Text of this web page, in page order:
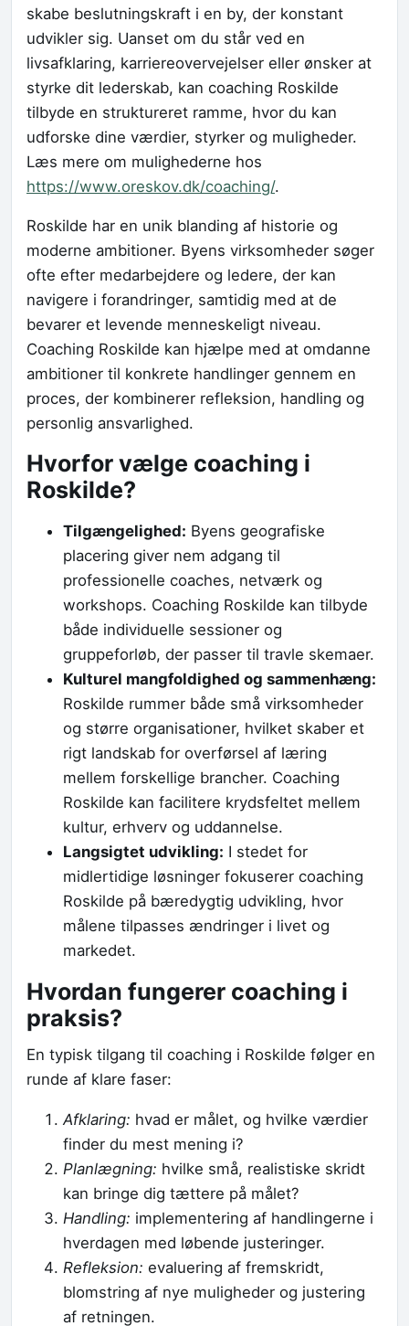
skabe beslutningskraft i en by, der konstant
udvikler sig. Uanset om du står ved en
livsafklaring, karriereovervejelser eller ønsker at
styrke dit lederskab, kan coaching Roskilde
tilbyde en struktureret ramme, hvor du kan
udforske dine værdier, styrker og muligheder.
Læs mere om mulighederne hos
https://www.oreskov.dk/coaching/.
Roskilde har en unik blanding af historie og
moderne ambitioner. Byens virksomheder søger
ofte efter medarbejdere og ledere, der kan
navigere i forandringer, samtidig med at de
bevarer et levende menneskeligt niveau.
Coaching Roskilde kan hjælpe med at omdanne
ambitioner til konkrete handlinger gennem en
proces, der kombinerer refleksion, handling og
personlig ansvarlighed.
Hvorfor vælge coaching i
Roskilde?
Tilgængelighed: Byens geografiske
placering giver nem adgang til
professionelle coaches, netværk og
workshops. Coaching Roskilde kan tilbyde
både individuelle sessioner og
gruppeforløb, der passer til travle skemaer.
Kulturel mangfoldighed og sammenhæng:
Roskilde rummer både små virksomheder
og større organisationer, hvilket skaber et
rigt landskab for overførsel af læring
mellem forskellige brancher. Coaching
Roskilde kan facilitere krydsfeltet mellem
kultur, erhverv og uddannelse.
Langsigtet udvikling: I stedet for
midlertidige løsninger fokuserer coaching
Roskilde på bæredygtig udvikling, hvor
målene tilpasses ændringer i livet og
markedet.
Hvordan fungerer coaching i
praksis?
En typisk tilgang til coaching i Roskilde følger en
runde af klare faser:
Afklaring: hvad er målet, og hvilke værdier
finder du mest mening i?
Planlægning: hvilke små, realistiske skridt
kan bringe dig tættere på målet?
Handling: implementering af handlingerne i
hverdagen med løbende justeringer.
Refleksion: evaluering af fremskridt,
blomstring af nye muligheder og justering
af retningen.